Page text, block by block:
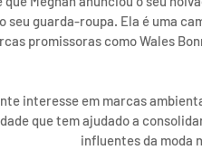
seu guarda-roupa. Ela é uma
promissoras como Wales
interesse em marcas
que tem ajudado a
influentes da moda